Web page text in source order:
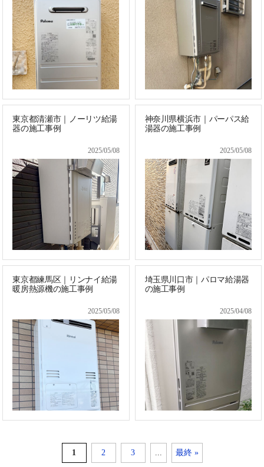
東京都清瀬市｜ノーリツ給湯
器の施工事例
2025/05/08
神奈川県横浜市｜パーパス給
湯器の施工事例
2025/05/08
東京都練馬区｜リンナイ給湯
暖房熱源機の施工事例
2025/05/08
埼玉県川口市｜パロマ給湯器
の施工事例
2025/04/08
1 2 3 ... 最終 »